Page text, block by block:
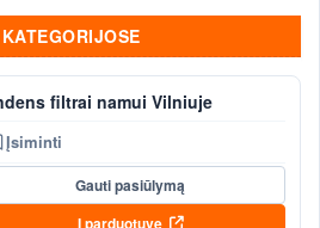
filtrai namui Vilniuje
Įsiminti
Gauti pasiūlymą
Į parduotuvę